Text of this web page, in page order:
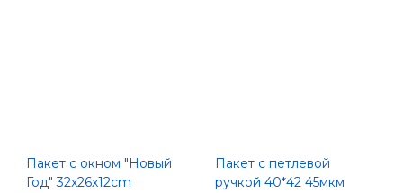
Пакет с окном "Новый
Год" 32x26x12cm
Пакет с петлевой
ручкой 40*42 45мкм